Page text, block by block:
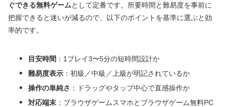
ぐできる無料ゲームとして定番です。所要時間と難易度を事前に
把握できると迷いが減るので、以下のポイントを基準に選ぶと効
率的です。
目安時間 ：1プレイ3〜5分の短時間設計か
難易度表示 ：初級／中級／上級が明記されているか
操作の単純さ ：ドラッグやタップ中心で直感操作か
対応端末 ：ブラウザゲームスマホとブラウザゲーム無料PC